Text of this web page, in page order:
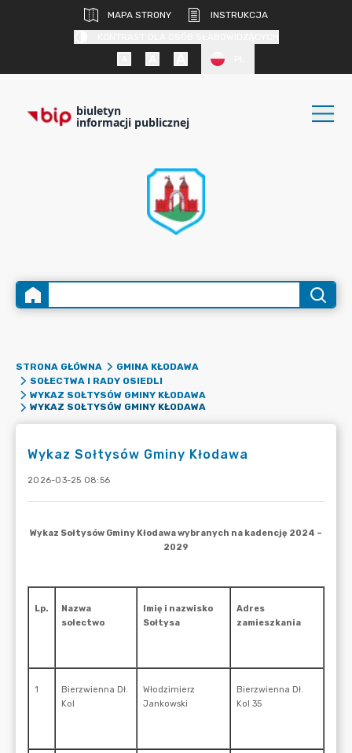
MAPA STRONY
INSTRUKCJA
biuletyn
informacji publicznej
STRONA GŁÓWNA
GMINA KŁODAWA
SOŁECTWA I RADY OSIEDLI
WYKAZ SOŁTYSÓW GMINY KŁODAWA
WYKAZ SOŁTYSÓW GMINY KŁODAWA
Wykaz Sołtysów Gminy Kłodawa
2026-03-25 08:56